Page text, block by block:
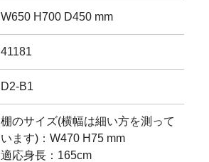
W650 H700 D450 mm
41181
D2-B1
棚のサイズ(横幅は細い方を測って
います)：W470 H75 mm
適応身長：165cm